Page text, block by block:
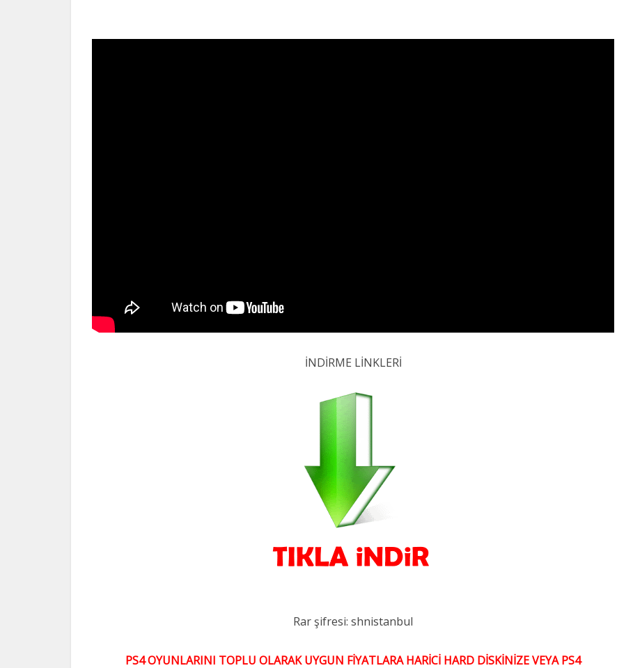
İNDİRME LİNKLERİ
Rar şifresi: shnistanbul
PS4 OYUNLARINI TOPLU OLARAK UYGUN FİYATLARA HARİCİ HARD DİSKİNİZE VEYA PS4